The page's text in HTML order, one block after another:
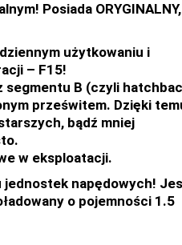
Posiada
użytkowaniu i
– F15!
segmentu B (czyli
prześwitem. Dzięki
bądź mniej
w eksploatacji.
jednostek napędowych!
o pojemności 1.5